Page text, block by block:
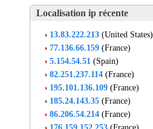
Localisation ip récente
13.83.222.213 (United States)
77.136.66.159 (France)
5.154.54.51 (Spain)
82.251.237.114 (France)
195.101.136.109 (France)
185.24.143.35 (France)
86.206.54.214 (France)
176.159.152.253 (France)